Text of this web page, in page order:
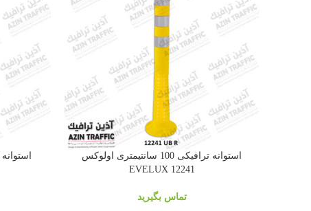
استوانه ترافیکی 100 سانتیمتری اولوکس
12241 EVELUX
تماس بگیرید